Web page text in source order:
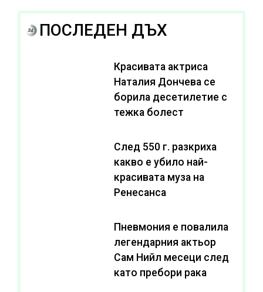
ПОСЛЕДЕН ДЪХ
Красивата актриса
Наталия Дончева се
борила десетилетие с
тежка болест
След 550 г. разкриха
какво е убило най-
красивата муза на
Ренесанса
Пневмония е повалила
легендарния актьор
Сам Нийл месеци след
като пребори рака